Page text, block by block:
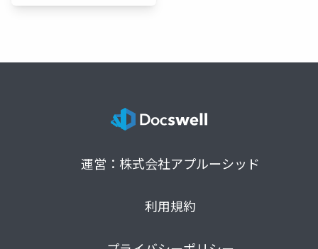
運営：株式会社アプルーシッド
利用規約